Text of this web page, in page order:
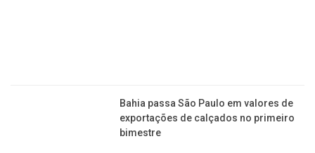
Bahia passa São Paulo em valores de
exportações de calçados no primeiro
bimestre